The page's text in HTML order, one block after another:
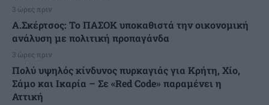
3 ώρες πριν
Α.Σκέρτσος: Το ΠΑΣΟΚ υποκαθιστά την οικονομική
ανάλυση με πολιτική προπαγάνδα
3 ώρες πριν
Πολύ υψηλός κίνδυνος πυρκαγιάς για Κρήτη, Χίο,
Σάμο και Ικαρία – Σε «Red Code» παραμένει η
Αττική